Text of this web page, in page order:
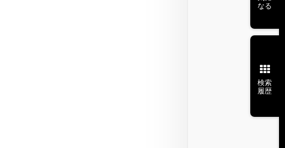
なる
検索
履歴